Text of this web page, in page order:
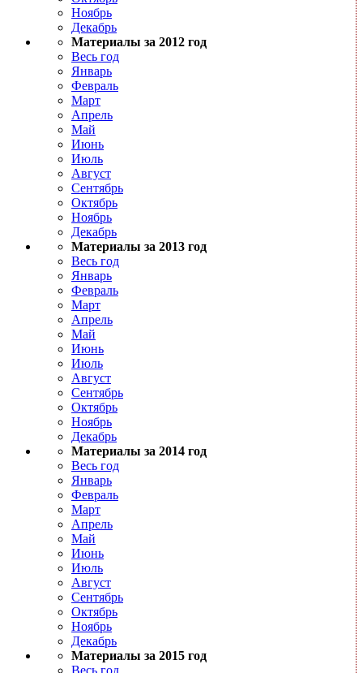
Ноябрь
Декабрь
Материалы за 2012 год
Весь год
Январь
Февраль
Март
Апрель
Май
Июнь
Июль
Август
Сентябрь
Октябрь
Ноябрь
Декабрь
Материалы за 2013 год
Весь год
Январь
Февраль
Март
Апрель
Май
Июнь
Июль
Август
Сентябрь
Октябрь
Ноябрь
Декабрь
Материалы за 2014 год
Весь год
Январь
Февраль
Март
Апрель
Май
Июнь
Июль
Август
Сентябрь
Октябрь
Ноябрь
Декабрь
Материалы за 2015 год
Весь год